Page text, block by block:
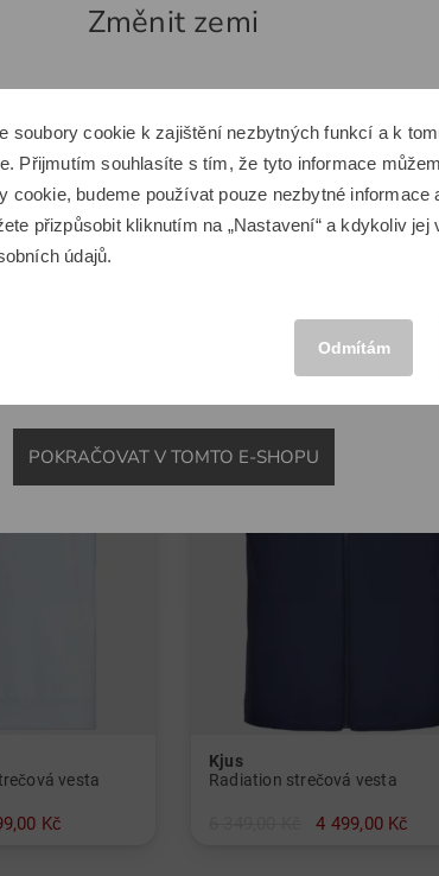
Kč
Under Armour
3 449,00 Kč 2 399,00 Kč
vesta
Kč
Kjus
Radiation strečová vesta
4 499,00 Kč
Změnit zemi
přepnout na odpovídající e-shop Golf House?
POKRAČOVAT V TOMTO E-SHOPU
soubory cookie k zajištění nezbytných funkcí a k
Přijmutím souhlasíte s tím, že tyto informace
cookie, budeme používat pouze nezbytné informace
přizpůsobit kliknutím na „Nastavení“ a kdykoliv jej
údajů.
Odmítám